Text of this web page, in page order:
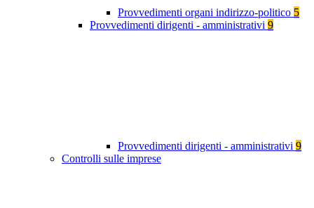
Provvedimenti organi indirizzo-politico 5
Provvedimenti dirigenti - amministrativi 9
Provvedimenti dirigenti - amministrativi 9
Controlli sulle imprese